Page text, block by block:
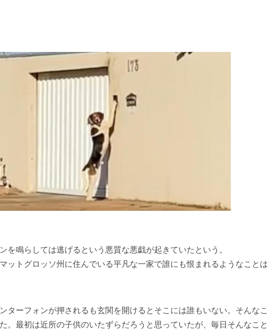
を鳴らしては逃げるという悪質な悪戯が起きていたという。
ットグロッソ州に住んでいる平凡な一家で誰にも恨まれるようなことは
ターフォンが押されるも玄関を開けるとそこには誰もいない。そんなこ
。最初は近所の子供のいたずらだろうと思っていたが、毎日そんなこと